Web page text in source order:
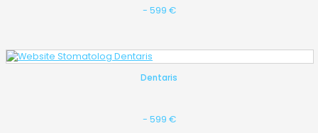
- 599 €
Dentaris
- 599 €